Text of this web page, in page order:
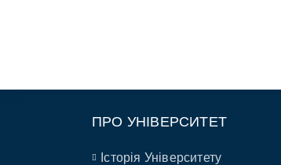
ПРО УНІВЕРСИТЕТ
Історія Університету